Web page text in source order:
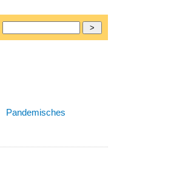
Pandemisches